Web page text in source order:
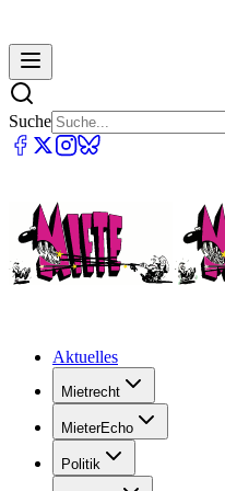
Suche
Aktuelles
Mietrecht
MieterEcho
Politik